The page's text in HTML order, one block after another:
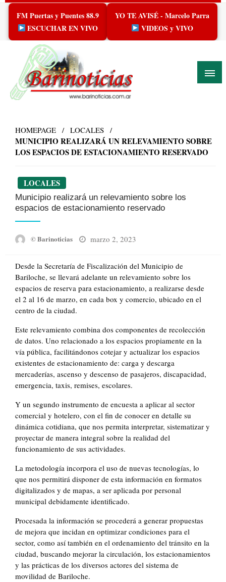
Skip
content
FM Puertas y Puentes 88.9
ESCUCHAR EN VIVO
YO TE AVISÉ - Marcelo Parra
VIDEOS y VIVO
HOMEPAGE LOCALES
MUNICIPIO REALIZARÁ UN RELEVAMIENTO SOBRE
LOS ESPACIOS DE ESTACIONAMIENTO RESERVADO
LOCALES
Municipio realizará un relevamiento sobre los
espacios de estacionamiento reservado
© Barinoticias
Posted
marzo 2, 2023
Desde la Secretaría de Fiscalización del Municipio de
Bariloche, se llevará adelante un relevamiento sobre los
espacios de reserva para estacionamiento, a realizarse desde
el 2 al 16 de marzo, en cada box y comercio, ubicado en el
centro de la ciudad.
Este relevamiento combina dos componentes de recolección
de datos. Uno relacionado a los espacios propiamente en la
vía pública, facilitándonos cotejar y actualizar los espacios
existentes de estacionamiento de: carga y descarga
mercaderías, ascenso y descenso de pasajeros, discapacidad,
emergencia, taxis, remises, escolares.
Y un segundo instrumento de encuesta a aplicar al sector
comercial y hotelero, con el fin de conocer en detalle su
dinámica cotidiana, que nos permita interpretar, sistematizar y
proyectar de manera integral sobre la realidad del
funcionamiento de sus actividades.
La metodología incorpora el uso de nuevas tecnologías, lo
que nos permitirá disponer de esta información en formatos
digitalizados y de mapas, a ser aplicada por personal
municipal debidamente identificado.
Procesada la información se procederá a generar propuestas
de mejora que incidan en optimizar condiciones para el
sector, como así también en el ordenamiento del tránsito en la
ciudad, buscando mejorar la circulación, los estacionamientos
y las prácticas de los diversos actores del sistema de
movilidad de Bariloche.